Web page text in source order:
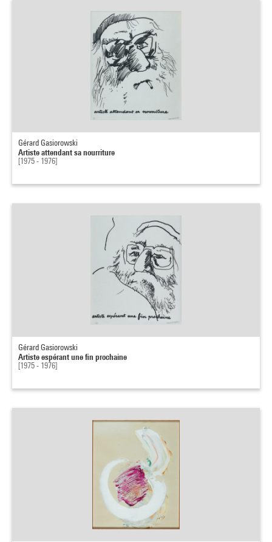
Gérard Gasiorowski
Artiste attendant sa nourriture
[1975 - 1976]
Gérard Gasiorowski
Artiste espérant une fin prochaine
[1975 - 1976]